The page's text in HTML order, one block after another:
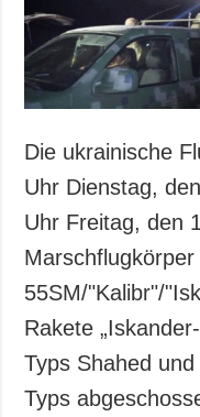
Notstand und
Notfälle
ZUSÄTZLICH
Veröffentlichungen
Interview
Fotos
Video
Die ukrainische
Uhr Dienstag,
Uhr Freitag, den
55SМ/"Kalibr"/
Rakete
Typs Shahed
Typs